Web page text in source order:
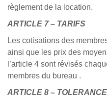
règlement de la location.
ARTICLE 7 – TARIFS
Les cotisations des
ainsi que les prix des
l’article 4 sont révisés
membres du bureau .
ARTICLE 8 – TOLERANCE